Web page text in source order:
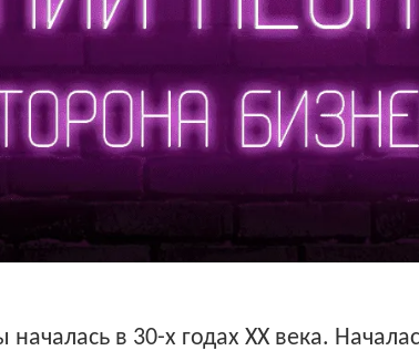
в 30-х годах XX века.